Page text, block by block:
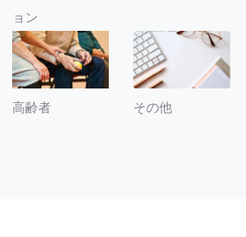
ョン
高齢者 その他